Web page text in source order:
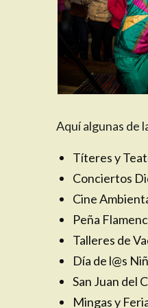
Aquí algunas de
Títeres y
Conciertos
Cine
Peña
Talleres de
Día de l@s
San Juan del
Mingas y